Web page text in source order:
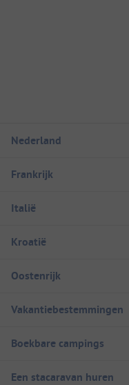
Nederland
Frankrijk
Italië
Kroatië
Oostenrijk
Vakantiebestemmingen
Boekbare campings
Een stacaravan huren